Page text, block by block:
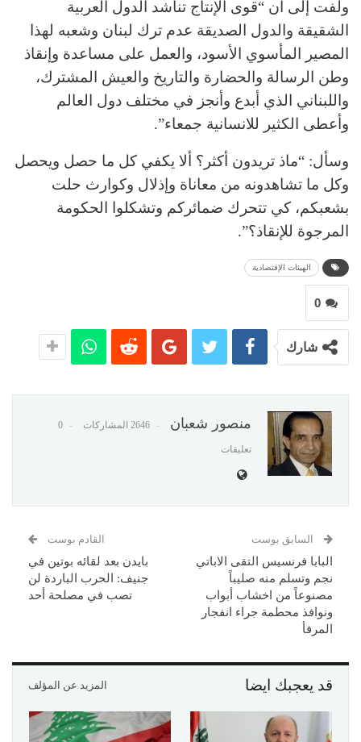
ولفت إلى أن “قوى الإنتاج تناشد الدول العربية
الشقيقة والدول الصديقة عدم ترك لبنان وشعبه لهذا
المصير المأسوي الأسود، والعمل على مساعدة وإنقاذ
وطن الرسالة والحضارة والتاريخ والعيش المشترك،
واللبناني الذي أبدع وأنجز في مختلف دول العالم
وأعطى الكثير للانسانية جمعاء”.
وسأل: “ماذ تريدون أكثر؟ ألا يكفي كل ما حصل ويحصل
وكل ما تشاهدونه من معاناة وإذلال وكوارث حلت
بشعبكم، كي تتحرك ضمائركم وتشكلوا الحكومة
المرجوة للإنقاذ؟”.
الهيئات الإقتصادية
0
شارك
منصور شعبان 2646 المشاركات 0
تعليقات
السابق بوست
البابا فرنسيس التقى الاباتي
نجم وتسلم منه صليباً
مصنوعاً من اخشاب أبواب
ونوافذ محطمة جراء انفجار
المرفأ
القادم بوست
بايدن بعد لقائه بوتين في
جنيف: الحرب الباردة لن
تصب في مصلحة أحد
قد يعجبك ايضا المزيد عن المؤلف